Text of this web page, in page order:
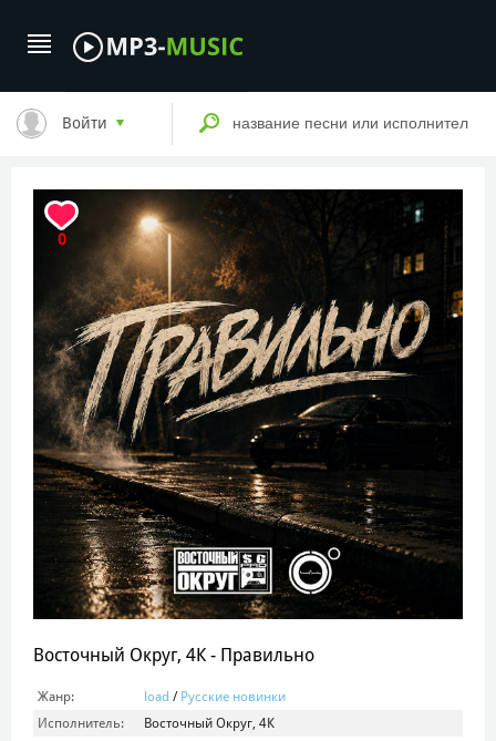
Войти
0
Восточный Округ, 4К - Правильно
Жанр: load / Русские новинки
Исполнитель:
Восточный Округ, 4К